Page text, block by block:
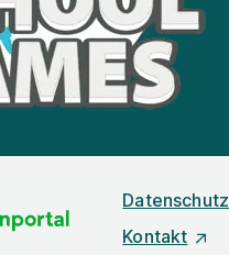
Datenschutz
Kontakt